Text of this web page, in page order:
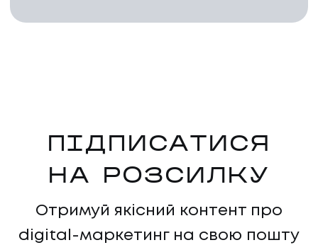
ПІДПИСАТИСЯ
НА РОЗСИЛКУ
Отримуй якісний контент про
digital-маркетинг на свою пошту